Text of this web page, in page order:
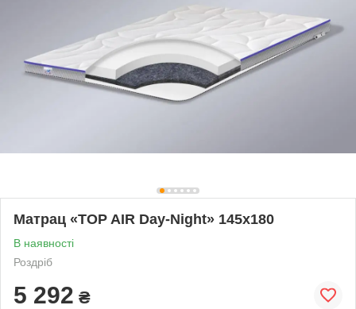
Матрац «TOP AIR Day-Night» 145x180
В наявності
Роздріб
5 292 ₴